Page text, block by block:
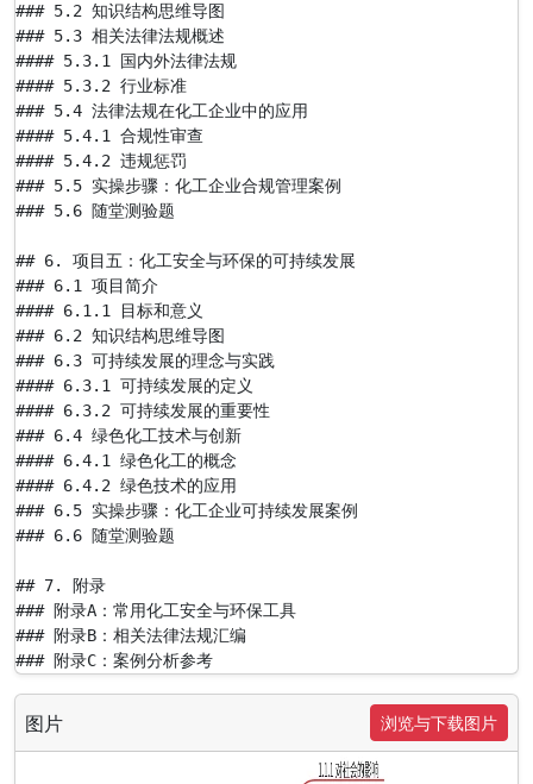
### 5.2 知识结构思维导图
### 5.3 相关法律法规概述
#### 5.3.1 国内外法律法规
#### 5.3.2 行业标准
### 5.4 法律法规在化工企业中的应用
#### 5.4.1 合规性审查
#### 5.4.2 违规惩罚
### 5.5 实操步骤：化工企业合规管理案例
### 5.6 随堂测验题
## 6. 项目五：化工安全与环保的可持续发展
### 6.1 项目简介
#### 6.1.1 目标和意义
### 6.2 知识结构思维导图
### 6.3 可持续发展的理念与实践
#### 6.3.1 可持续发展的定义
#### 6.3.2 可持续发展的重要性
### 6.4 绿色化工技术与创新
#### 6.4.1 绿色化工的概念
#### 6.4.2 绿色技术的应用
### 6.5 实操步骤：化工企业可持续发展案例
### 6.6 随堂测验题
## 7. 附录
### 附录A：常用化工安全与环保工具
### 附录B：相关法律法规汇编
### 附录C：案例分析参考
图片 浏览与下载图片